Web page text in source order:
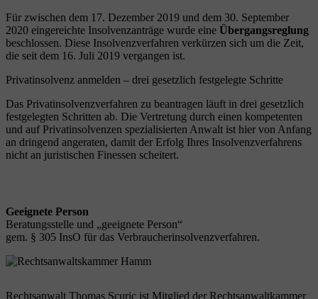
Für zwischen dem 17. Dezember 2019 und dem 30. September
2020 eingereichte Insolvenzanträge wurde eine Übergangsreglung
beschlossen. Diese Insolvenzverfahren verkürzen sich um die Zeit,
die seit dem 16. Juli 2019 vergangen ist.
Privatinsolvenz anmelden – drei gesetzlich festgelegte Schritte
Das Privatinsolvenzverfahren zu beantragen läuft in drei gesetzlich
festgelegten Schritten ab. Die Vertretung durch einen kompetenten
und auf Privatinsolvenzen spezialisierten Anwalt ist hier von Anfang
an dringend angeraten, damit der Erfolg Ihres Insolvenzverfahrens
nicht an juristischen Finessen scheitert.
Geeignete Person
Beratungsstelle und „geeignete Person“
gem. § 305 InsO für das Verbraucherinsolvenzverfahren.
Rechtsanwalt Thomas Scuric ist Mitglied der Rechtsanwaltkammer